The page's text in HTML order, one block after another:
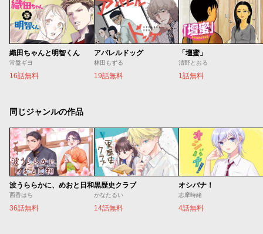
織田ちゃんと明智くん
常盤ギヨ
16話無料
アパレルドッグ
林田もずる
19話無料
「壇蜜」
清野とおる
1話無料
同じジャンルの作品
波うららかに、めおと日和
西香はち
36話無料
黒歴史クラブ
かなたるい
14話無料
オシバナ！
志摩時緒
4話無料